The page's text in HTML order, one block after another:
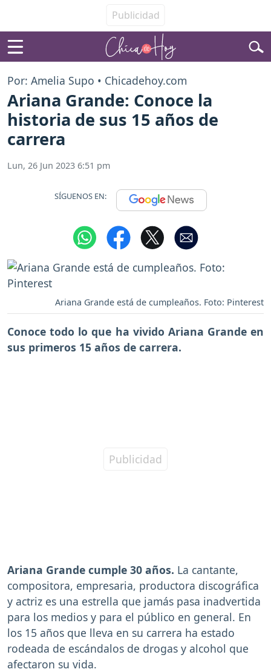
Por: Amelia Supo • Chicadehoy.com
Ariana Grande: Conoce la
historia de sus 15 años de
carrera
Lun, 26 Jun 2023 6:51 pm
SÍGUENOS EN:
Ariana Grande está de cumpleaños. Foto: Pinterest
Conoce todo lo que ha vivido Ariana Grande en
sus primeros 15 años de carrera.
Ariana Grande cumple 30 años. La cantante,
compositora, empresaria, productora discográfica
y actriz es una estrella que jamás pasa inadvertida
para los medios y para el público en general. En
los 15 años que lleva en su carrera ha estado
rodeada de escándalos de drogas y alcohol que
afectaron su vida.